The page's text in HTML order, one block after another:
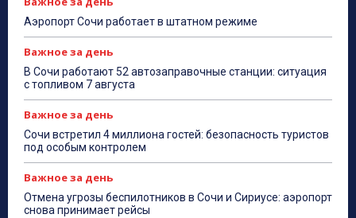
Аэропорт Сочи работает в штатном режиме
Важное за день
В Сочи работают 52 автозаправочные станции: ситуация
с топливом 7 августа
Важное за день
Сочи встретил 4 миллиона гостей: безопасность туристов
под особым контролем
Важное за день
Отмена угрозы беспилотников в Сочи и Сириусе: аэропорт
снова принимает рейсы